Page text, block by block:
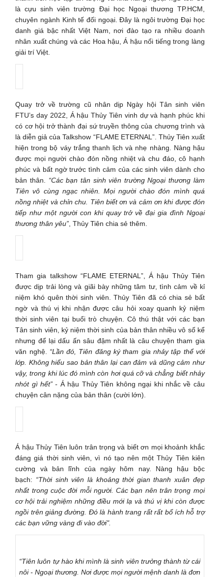
là cựu sinh viên trường Đại học Ngoại thương TP.HCM,
chuyên ngành Kinh tế đối ngoại. Đây là ngôi trường Đại học
danh giá bậc nhất Việt Nam, nơi đào tạo ra nhiều doanh
nhân xuất chúng và các Hoa hậu, Á hậu nổi tiếng trong làng
giải trí Việt.
Quay trở về trường cũ nhân dịp Ngày hội Tân sinh viên
FTU’s day 2022, Á hậu Thủy Tiên vinh dự và hạnh phúc khi
có cơ hội trở thành đại sứ truyền thông của chương trình và
là diễn giả của Talkshow “FLAME ETERNAL”. Thủy Tiên xuất
hiện trong bộ váy trắng thanh lịch và nhẹ nhàng. Nàng hậu
được mọi người chào đón nồng nhiệt và chu đáo, cô hạnh
phúc và bất ngờ trước tình cảm của các sinh viên dành cho
bản thân. “Các bạn tân sinh viên trường Ngoại thương làm
Tiên vô cùng ngạc nhiên. Mọi người chào đón mình quá
nồng nhiệt và chỉn chu. Tiên biết ơn và cảm ơn khi được đón
tiếp như một người con khi quay trở về đại gia đình Ngoại
thương thân yêu” , Thủy Tiên chia sẻ thêm.
Tham gia talkshow “FLAME ETERNAL”, Á hậu Thủy Tiên
được dịp trải lòng và giãi bày những tâm tư, tình cảm về kỉ
niệm khó quên thời sinh viên. Thủy Tiên đã có chia sẻ bất
ngờ và thú vị khi nhận được câu hỏi xoay quanh kỷ niệm
thời sinh viên tại buổi trò chuyện. Cô thú thật với các bạn
Tân sinh viên, kỷ niệm thời sinh của bản thân nhiều vô số kể
nhưng để lại dấu ấn sâu đậm nhất là câu chuyện tham gia
văn nghệ. “Lần đó, Tiên đăng ký tham gia nhảy tập thể với
lớp. Không hiểu sao bản thân lại can đảm và dũng cảm như
vậy, trong khi lúc đó mình còn hơi quá cỡ và chẳng biết nhảy
nhót gì hết” - Á hậu Thủy Tiên không ngại khi nhắc về câu
chuyện cân nặng của bản thân (cười lớn).
Á hậu Thủy Tiên luôn trân trọng và biết ơn mọi khoảnh khắc
đáng giá thời sinh viên, vì nó tạo nên một Thủy Tiên kiên
cường và bản lĩnh của ngày hôm nay. Nàng hậu bộc
bạch: “Thời sinh viên là khoảng thời gian thanh xuân đẹp
nhất trong cuộc đời mỗi người. Các bạn nên trân trọng mọi
cơ hội trải nghiệm những điều mới lạ và thú vị khi còn được
ngồi trên giảng đường. Đó là hành trang rất rất bổ ích hỗ trợ
các bạn vững vàng đi vào đời".
“Tiên luôn tự hào khi mình là sinh viên trưởng thành từ cái
nôi - Ngoại thương. Nơi được mọi người mệnh danh là đơn